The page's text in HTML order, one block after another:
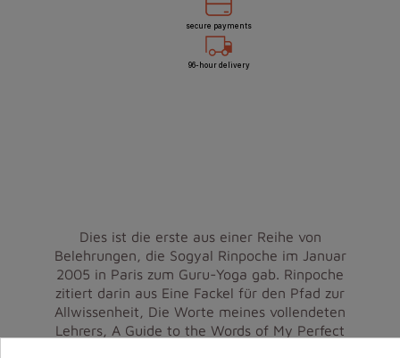
secure payments
96-hour delivery
Dies ist die erste aus einer Reihe von
Belehrungen, die Sogyal Rinpoche im Januar
2005 in Paris zum Guru-Yoga gab. Rinpoche
zitiert darin aus Eine Fackel für den Pfad zur
Allwissenheit, Die Worte meines vollendeten
Lehrers, A Guide to the Words of My Perfect